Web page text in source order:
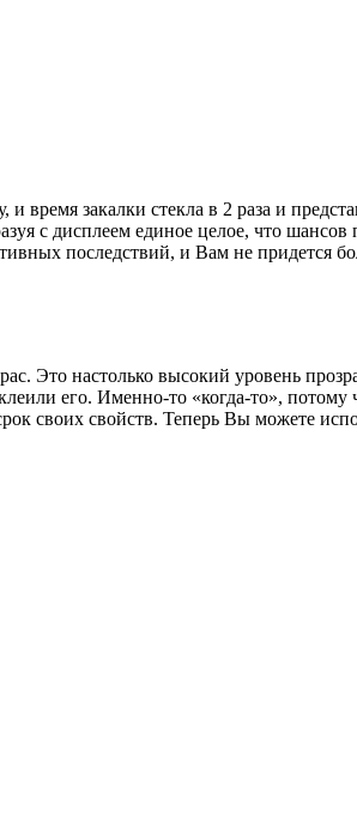
время закалки стекла в 2 раза и
с дисплеем единое целое, что
последствий, и Вам не придется
Это настолько высокий уровень
его. Именно-то «когда-то»,
своих свойств. Теперь Вы можете